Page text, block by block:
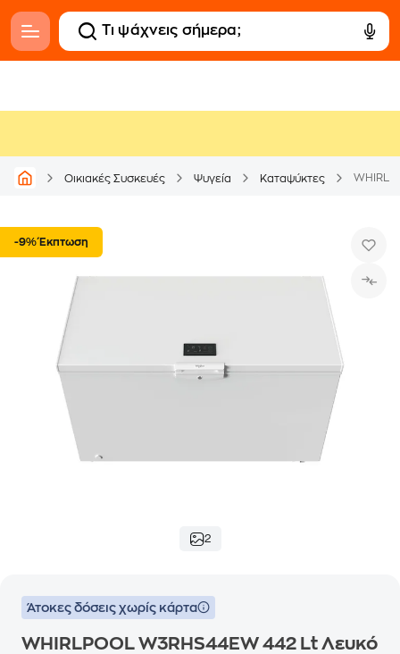
Οικιακές Συσκευές Ψυγεία Καταψύκτες
-9% Έκπτωση
2
Άτοκες δόσεις χωρίς κάρτα
WHIRLPOOL W3RHS44EW 442 Lt Λευκό